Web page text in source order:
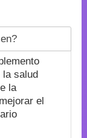
la salud
la
el